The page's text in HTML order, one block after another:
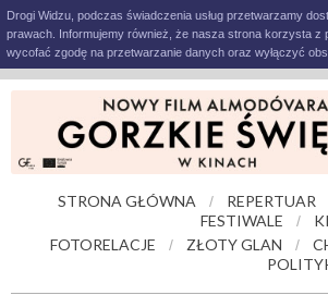
Drogi Widzu, podczas świadczenia usług przetwarzamy
prawach. Informujemy również, że nasza strona korzysta z
wycofać zgodę na przetwarzanie danych oraz wyłączyć
STRONA GŁÓWNA / REPERTUAR
FESTIWALE
/
FOTORELACJE
/ ZŁOTY GLAN /